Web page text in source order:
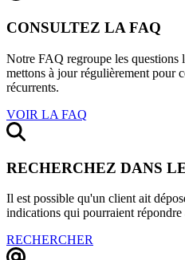
CONSULTEZ LA FAQ
Notre FAQ regroupe les questions
mettons à jour régulièrement pour
récurrents.
VOIR LA FAQ
RECHERCHEZ DANS
Il est possible qu'un client ait
indications qui pourraient répondre
RECHERCHER